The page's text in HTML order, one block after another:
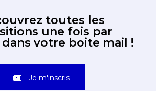
toutes les
une fois par
votre boite mail !
Je m'inscris